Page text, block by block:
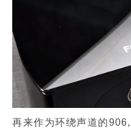
再来作为环绕声道的